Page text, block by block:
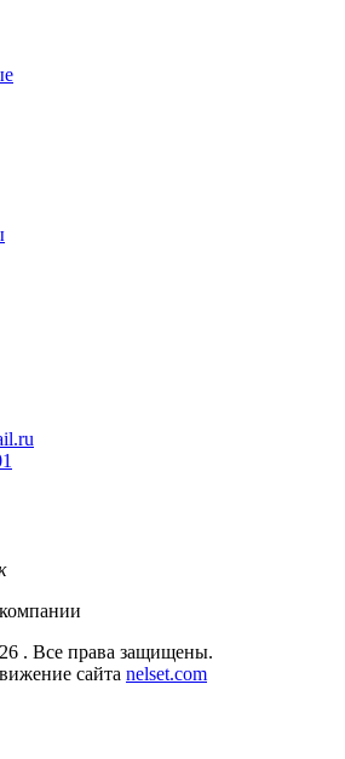
. Все права защищены.
сайта nelset.com